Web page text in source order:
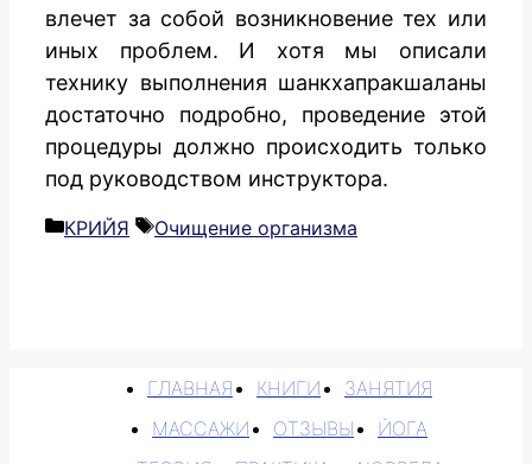
влечет за собой возникновение тех или
иных проблем. И хотя мы описали
технику выполнения шанкхапракшаланы
достаточно подробно, проведение этой
процедуры должно происходить только
под руководством инструктора.
Рубрики
КРИЙЯ Метки
Очищение организма
ГЛАВНАЯ КНИГИ
ЗАНЯТИЯ
МАССАЖИ
ОТЗЫВЫ
ЙОГА